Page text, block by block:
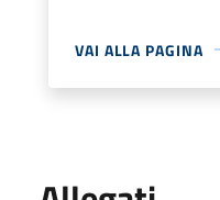
VAI ALLA PAGINA